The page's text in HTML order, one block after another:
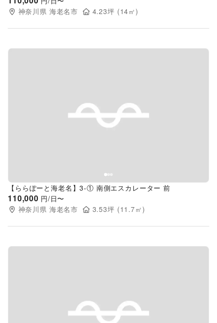
神奈川県 海老名市 4.23坪 (14㎡)
Previous slide
【ららぽーと海老名】3-① 南側エスカレーター 前
110,000 円/日〜
神奈川県 海老名市 3.53坪 (11.7㎡)
Previous slide